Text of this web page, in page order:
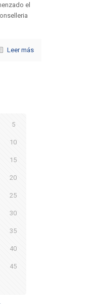
el
Leer más
5
10
15
20
25
30
35
40
45